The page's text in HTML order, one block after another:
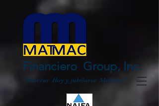
Financiero Group, Inc.
"Ahorrar Hoy y jubilarse Mañana"